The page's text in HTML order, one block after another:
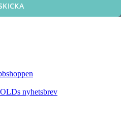
nyhetsbrev